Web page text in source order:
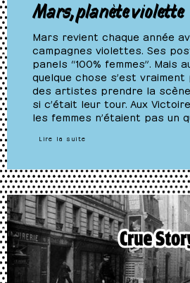
Mars, planète violette
Mars revient chaque année
campagnes violettes. Ses
panels “100% femmes”. Mais
quelque chose s’est vraiment
des artistes prendre la
si c’était leur tour. Aux
les femmes n’étaient pas un
Lire la suite